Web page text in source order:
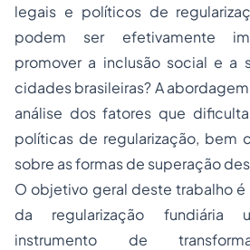
legais e políticos de
podem ser efetivamente
promover a inclusão social e a
cidades brasileiras? A
análise dos fatores que
políticas de regularização, bem
sobre as formas de superação
O objetivo geral deste trabalho é
da regularização fundiária
instrumento de